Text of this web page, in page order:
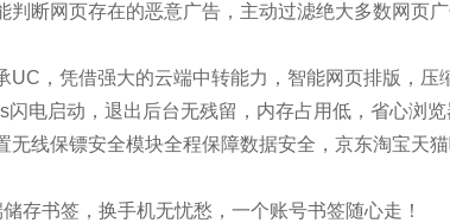
判断网页存在的恶意广告，主动过滤绝大多数网页
UC，凭借强大的云端中转能力，智能网页排版，压
闪电启动，退出后台无残留，内存占用低，省心浏览
无线保镖安全模块全程保障数据安全，京东淘宝天
存书签，换手机无忧愁，一个账号书签随心走！